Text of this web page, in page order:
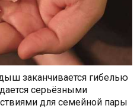
заканчивается гибелью
серьёзными
для семейной пары